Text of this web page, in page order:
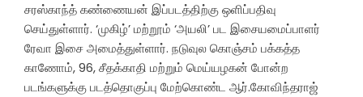
சரஸ்காந்த் கண்ணையன் இப்படத்திற்கு ஒளிப்பதிவு
செய்துள்ளார். ‘முகிழ்’ மற்றூம் ‘அயலி’ பட இசையமைப்பாளர்
ரேவா இசை அமைத்துள்ளார். நடுவுல கொஞ்சம் பக்கத்த
காணோம், 96, சீதக்காதி மற்றும் மெய்யழகன் போன்ற
படங்களுக்கு படத்தொகுப்பு மேற்கொண்ட ஆர்.கோவிந்தராஜ்